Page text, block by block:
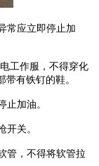
常应立即停止加
工作服，不得穿化
有铁钉的鞋。
止加油。
开关。
管，不得将软管拉